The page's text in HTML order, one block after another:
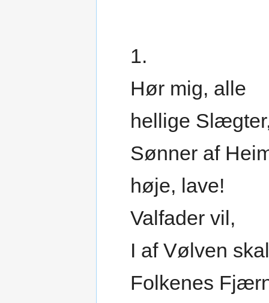
1.
Hør mig, alle
hellige
Sønner af
høje, lave!
Valfader vil,
I af Vølven
Folkenes